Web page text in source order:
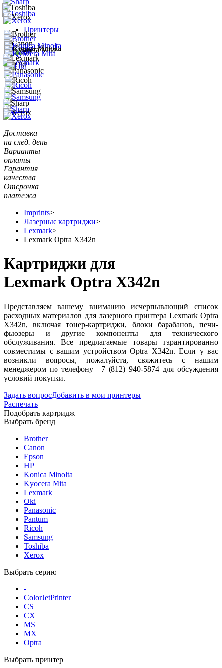
Принтеры
Доставка
на след. день
Варианты
оплаты
Гарантия
качества
Отсрочка
платежа
Imprints>
Лазерные картриджи>
Lexmark>
Lexmark Optra X342n
Картриджи для
Lexmark Optra X342n
Представляем вашему вниманию исчерпывающий список
расходных материалов для лазерного принтера Lexmark Optra
X342n, включая тонер-картриджи, блоки барабанов, печи-
фьюзеры и другие компоненты для технического
обслуживания. Все предлагаемые товары гарантированно
совместимы с вашим устройством Optra X342n. Если у вас
возникли вопросы, пожалуйста, свяжитесь с нашим
менеджером по телефону +7 (812) 940-5874 для обсуждения
условий покупки.
Задать вопросДобавить в мои принтеры
Распечать
Подобрать картридж
Выбрать бренд
Brother
Canon
Epson
HP
Konica Minolta
Kyocera Mita
Lexmark
Oki
Panasonic
Pantum
Ricoh
Samsung
Toshiba
Xerox
Выбрать серию
-
ColorJetPrinter
CS
CX
MS
MX
Optra
Выбрать принтер